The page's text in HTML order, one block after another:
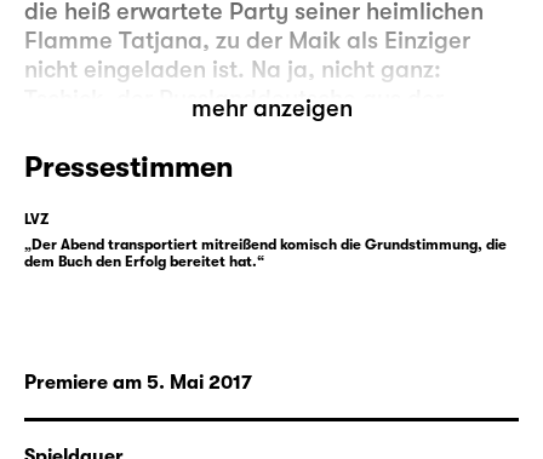
die heiß erwartete Party seiner heimlichen
Flamme Tatjana, zu der Maik als Einziger
nicht eingeladen ist. Na ja, nicht ganz:
Tschick, der Russlanddeutsche aus der
Hochhaussiedlung, hat auch keine Einladung
bekommen.
Maik und Tschick, beide 14 Jahre alt und
Klassenkameraden, seit Tschick betrunken im
Geschichtsunterricht aufgetaucht ist und als
Andrej Tschichatschow, ist intelligent, arm,
undurchschaubar – und „möglicherweise
Russenmafia“. Und dann ist da noch der
mehr anzeigen
Pressestimmen
LVZ
„Der Abend transportiert mitreißend komisch die Grundstimmung, die
dem Buch den Erfolg bereitet hat.“
Premiere am 5. Mai 2017